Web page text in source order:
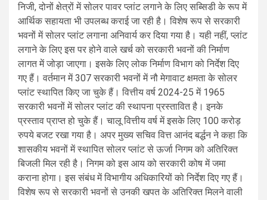
निजी, दोनों क्षेत्रों में सोलर पावर प्लांट लगाने के लिए सब्सिडी के रूप में
आर्थिक सहायता भी उपलब्ध कराई जा रही है। विशेष रूप से सरकारी
भवनों में सोलर प्लांट लगाना अनिवार्य कर दिया गया है। यही नहीं, प्लांट
लगाने के लिए इस पर होने वाले खर्च को सरकारी भवनों की निर्माण
लागत में जोड़ा जाएगा। इसके लिए लोक निर्माण विभाग को निर्देश दिए
गए हैं। वर्तमान में 307 सरकारी भवनों में नौ मेगावाट क्षमता के सोलर
प्लांट स्थापित किए जा चुके हैं। वित्तीय वर्ष 2024-25 में 1965
सरकारी भवनों में सोलर प्लांट की स्थापना प्रस्तावित है। इनके
प्रस्ताव प्राप्त हो चुके हैं। चालू वित्तीय वर्ष में इसके लिए 100 करोड़
रुपये बजट रखा गया है। अपर मुख्य सचिव वित्त आनंद बर्द्धन ने कहा कि
शासकीय भवनों में स्थापित सोलर प्लांट से ऊर्जा निगम को अतिरिक्त
बिजली मिल रही है। निगम को इस आय को सरकारी कोष में जमा
कराना होगा। इस संबंध में विभागीय अधिकारियों को निर्देश दिए गए हैं।
विशेष रूप से सरकारी भवनों से उनकी खपत के अतिरिक्त मिलने वाली